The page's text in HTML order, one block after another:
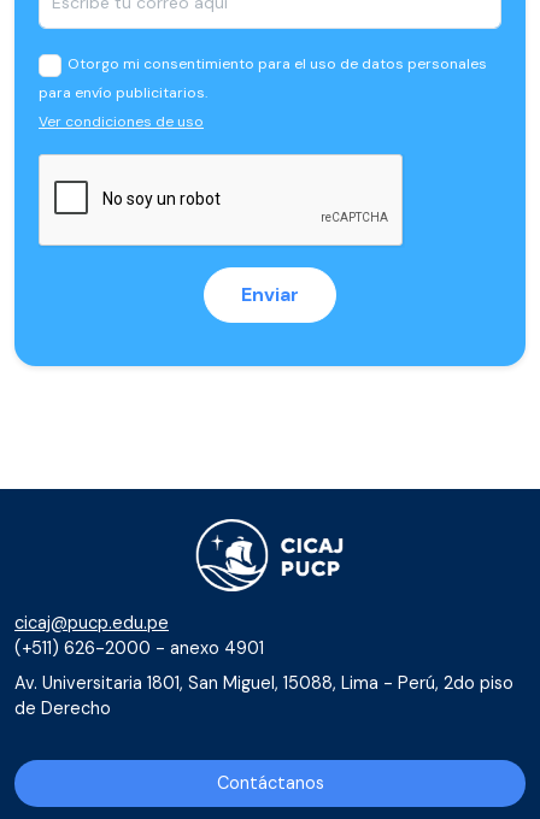
Otorgo mi consentimiento para el uso de datos personales
para envío publicitarios.
Ver condiciones de uso
cicaj@pucp.edu.pe
(+511) 626-2000 - anexo 4901
Av. Universitaria 1801, San Miguel, 15088, Lima - Perú, 2do piso
de Derecho
Contáctanos